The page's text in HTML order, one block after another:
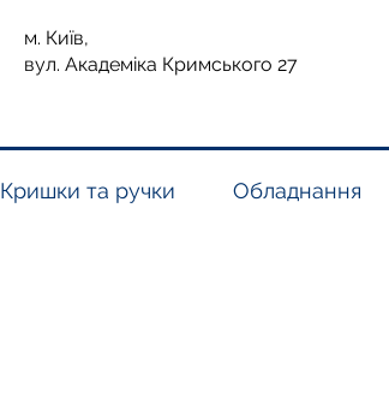
м. Київ,
вул. Академіка Кримського 27
Кришки та ручки Обладнання